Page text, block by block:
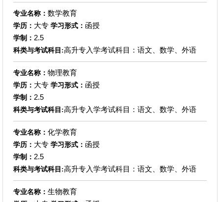
专业名称： 数学教育
学历： 大专 学习形式： 函授
学制： 2.5
科类与考试科目:高升专入学考试科目：语文、数学、外语
专业名称： 物理教育
学历： 大专 学习形式： 函授
学制： 2.5
科类与考试科目:高升专入学考试科目：语文、数学、外语
专业名称： 化学教育
学历： 大专 学习形式： 函授
学制： 2.5
科类与考试科目:高升专入学考试科目：语文、数学、外语
专业名称： 生物教育